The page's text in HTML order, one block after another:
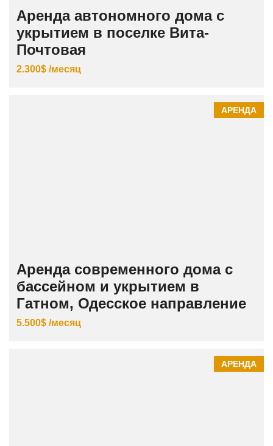
Аренда автономного дома с
укрытием в поселке Вита-
Почтовая
2.300$ /месяц
АРЕНДА
Аренда современного дома с
бассейном и укрытием в
Гатном, Одесское направление
5.500$ /месяц
АРЕНДА